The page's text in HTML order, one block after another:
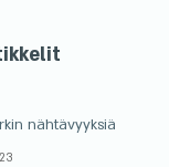
nähtävyyksiä